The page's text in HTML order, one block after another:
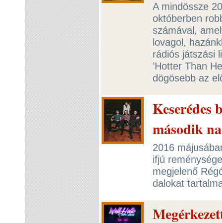
A mindössze
októberben
számával,
lovagol,
rádiós játszási
’Hotter Than
dögösebb az
Keserédes
második
2016
ifjú
megjelenő
dalokat